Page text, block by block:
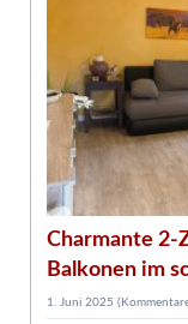
Charmante 2-
Balkonen im
1. Juni 2025